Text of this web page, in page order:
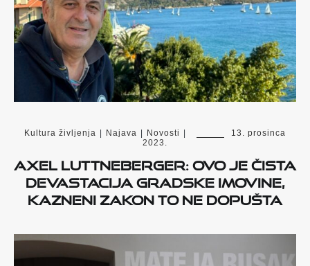
Kultura življenja Najava Novosti
13. prosinca
2023.
Axel Luttneberger: Ovo je čista
devastacija gradske imovine,
Kazneni zakon to ne dopušta